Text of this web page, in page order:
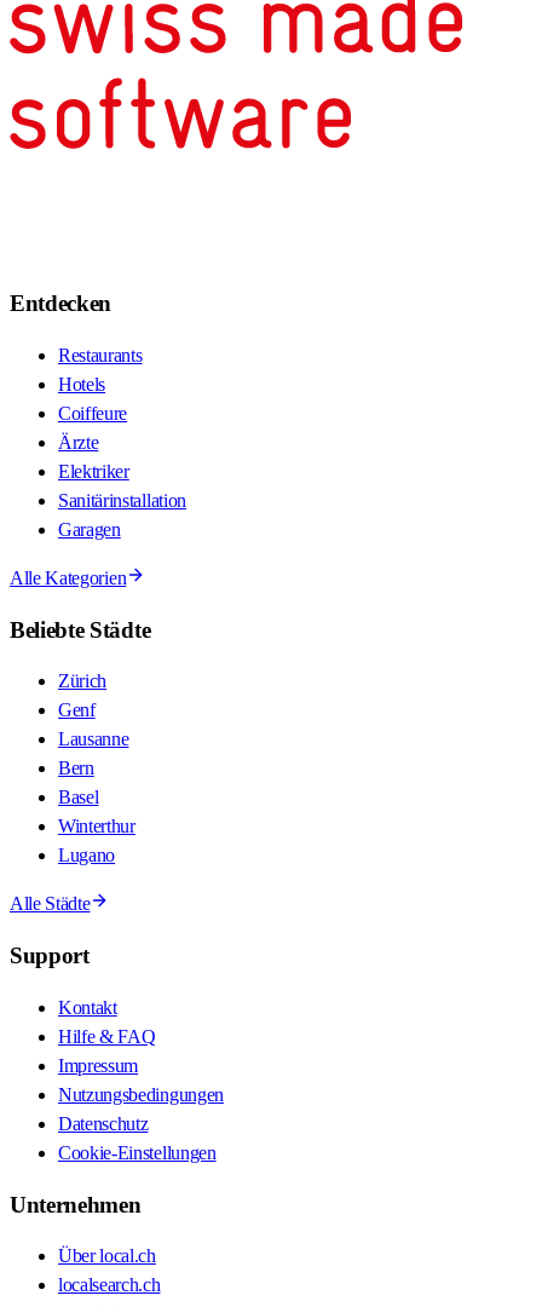
Entdecken
Restaurants
Hotels
Coiffeure
Ärzte
Elektriker
Sanitärinstallation
Garagen
Alle Kategorien
Beliebte Städte
Zürich
Genf
Lausanne
Bern
Basel
Winterthur
Lugano
Alle Städte
Support
Kontakt
Hilfe & FAQ
Impressum
Nutzungsbedingungen
Datenschutz
Cookie-Einstellungen
Unternehmen
Über local.ch
localsearch.ch